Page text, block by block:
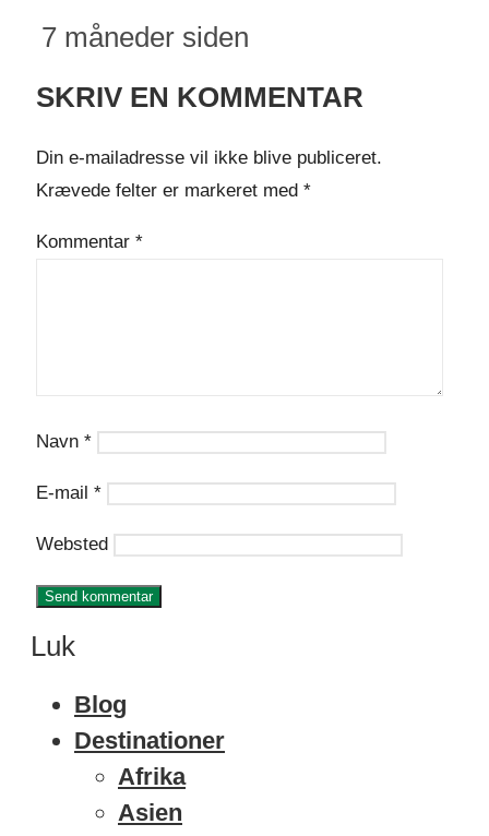
7 måneder siden
SKRIV EN KOMMENTAR
Din e-mailadresse vil ikke blive publiceret.
Krævede felter er markeret med *
Kommentar *
Navn *
E-mail *
Websted
Luk
Blog
Destinationer
Afrika
Asien